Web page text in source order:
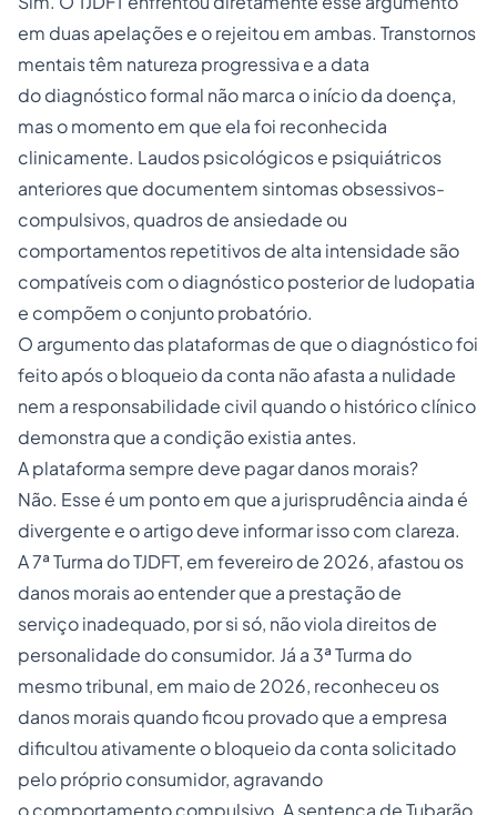
em duas apelações e o rejeitou em ambas. Transtornos
mentais têm natureza progressiva e a data
do diagnóstico formal não marca o início da doença,
mas o momento em que ela foi reconhecida
clinicamente. Laudos psicológicos e psiquiátricos
anteriores que documentem sintomas obsessivos-
compulsivos, quadros de ansiedade ou
comportamentos repetitivos de alta intensidade são
compatíveis com o diagnóstico posterior de ludopatia
e compõem o conjunto probatório.
O argumento das plataformas de que o diagnóstico foi
feito após o bloqueio da conta não afasta a nulidade
nem a responsabilidade civil quando o histórico clínico
demonstra que a condição existia antes.
A plataforma sempre deve pagar danos morais?
Não. Esse é um ponto em que a jurisprudência ainda é
divergente e o artigo deve informar isso com clareza.
A 7ª Turma do TJDFT, em fevereiro de 2026, afastou os
danos morais ao entender que a prestação de
serviço inadequado, por si só, não viola direitos de
personalidade do consumidor. Já a 3ª Turma do
mesmo tribunal, em maio de 2026, reconheceu os
danos morais quando ficou provado que a empresa
dificultou ativamente o bloqueio da conta solicitado
pelo próprio consumidor, agravando
o comportamento compulsivo. A sentença de Tubarão